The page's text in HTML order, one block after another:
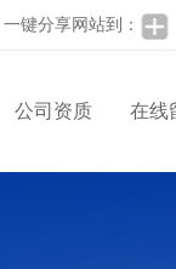
一键分享网站到：
公司资质 在线